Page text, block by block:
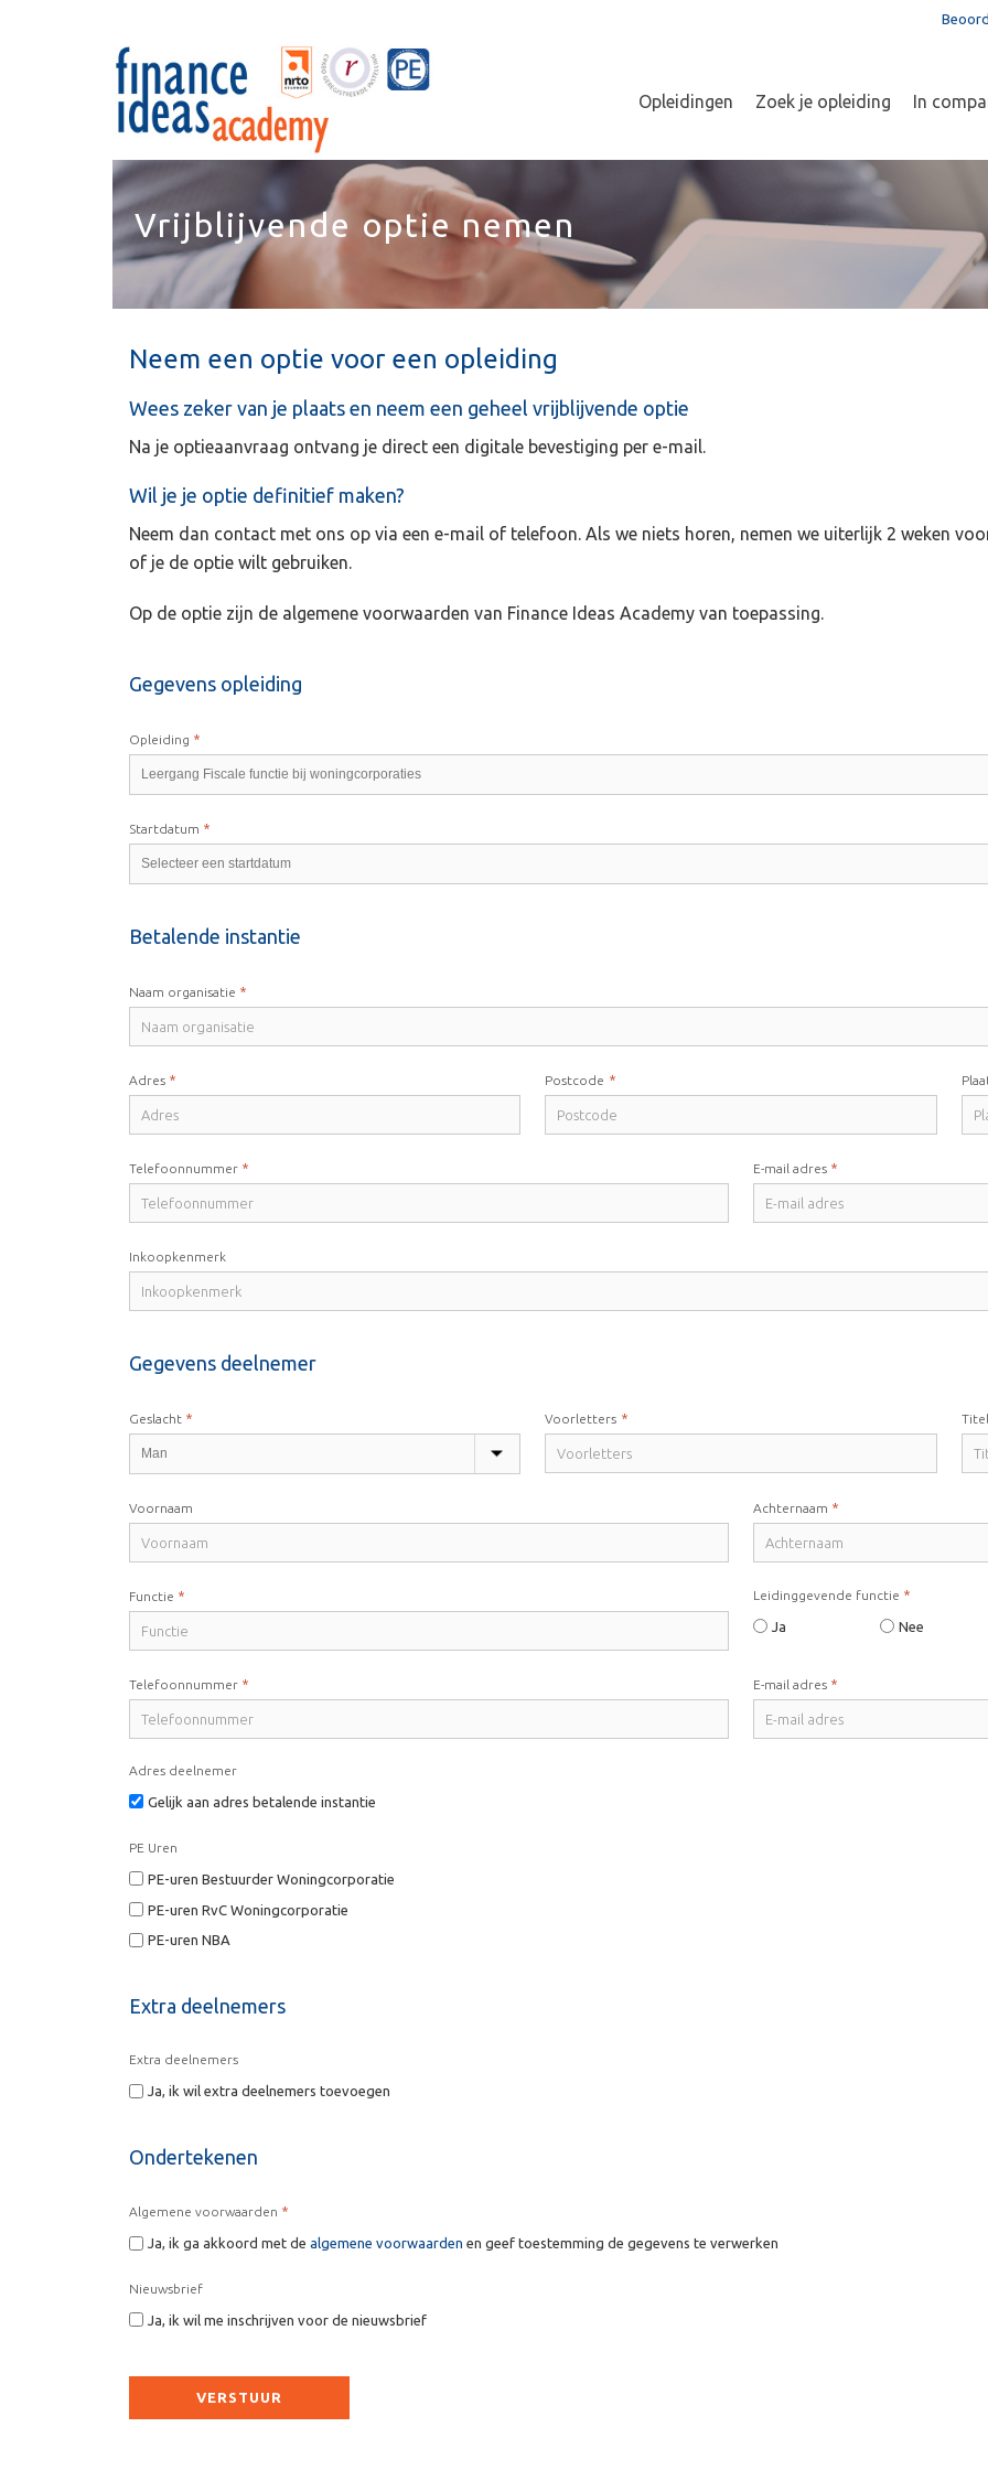
Opleidingen Zoek je opleiding In
Vrijblijvende optie nemen
Neem een optie voor een opleiding
Wees zeker van je plaats en neem een geheel vrijblijvende optie
Na je optieaanvraag ontvang je direct een digitale bevestiging per e-mail.
Wil je je optie definitief maken?
Neem dan contact met ons op via een e-mail of telefoon. Als we niets horen, nemen we uiterlijk 2 weken
of je de optie wilt gebruiken.
Op de optie zijn de algemene voorwaarden van Finance Ideas Academy van toepassing.
Gegevens opleiding
Opleiding *
Startdatum *
Betalende instantie
Naam organisatie *
Adres * Postcode *
Telefoonnummer * E-mail adres *
Inkoopkenmerk
Gegevens deelnemer
Geslacht * Voorletters * Titel
Voornaam Achternaam *
Functie * Leidinggevende functie *
Ja Nee
Telefoonnummer * E-mail adres *
Adres deelnemer
Gelijk aan adres betalende instantie
PE Uren
PE-uren Bestuurder Woningcorporatie
PE-uren RvC Woningcorporatie
PE-uren NBA
Extra deelnemers
Extra deelnemers
Ja, ik wil extra deelnemers toevoegen
Ondertekenen
Algemene voorwaarden *
Ja, ik ga akkoord met de algemene voorwaarden en geef toestemming de gegevens te verwerken
Nieuwsbrief
Ja, ik wil me inschrijven voor de nieuwsbrief